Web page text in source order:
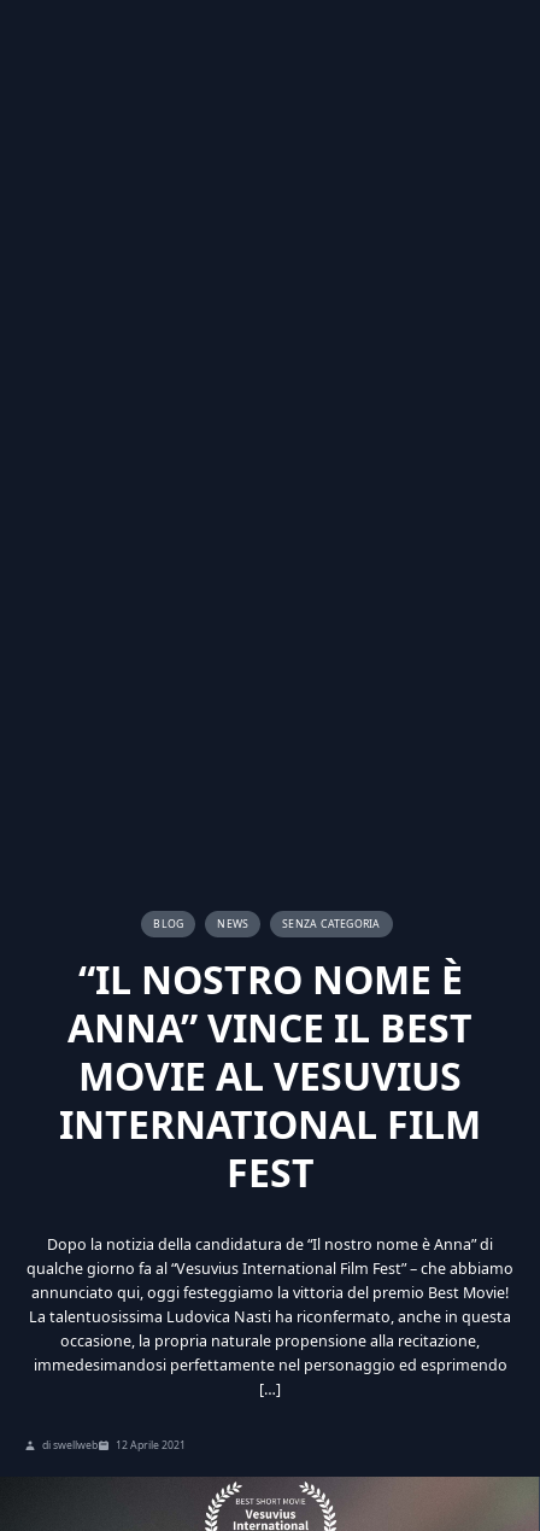
BLOG NEWS SENZA CATEGORIA
“IL NOSTRO NOME È
ANNA” VINCE IL BEST
MOVIE AL VESUVIUS
INTERNATIONAL FILM
FEST
Dopo la notizia della candidatura de “Il nostro nome è Anna” di
qualche giorno fa al “Vesuvius International Film Fest” – che abbiamo
annunciato qui, oggi festeggiamo la vittoria del premio Best Movie!
La talentuosissima Ludovica Nasti ha riconfermato, anche in questa
occasione, la propria naturale propensione alla recitazione,
immedesimandosi perfettamente nel personaggio ed esprimendo
[…]
di swellweb 12 Aprile 2021